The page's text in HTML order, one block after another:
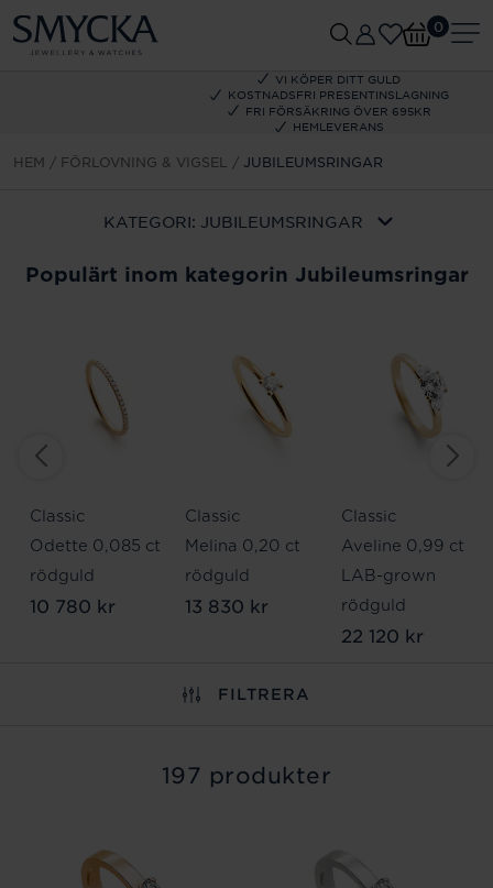
VI KÖPER DITT GULD
KOSTNADSFRI PRESENTINSLAGNING
FRI FÖRSÄKRING ÖVER 695KR
HEMLEVERANS
0
HEM FÖRLOVNING & VIGSEL JUBILEUMSRINGAR
KATEGORI: JUBILEUMSRINGAR
Populärt inom kategorin Jubileumsringar
Classic
Odette 0,085 ct
rödguld
10 780 kr
Classic
Melina 0,20 ct
rödguld
13 830 kr
Classic
Aveline 0,99 ct
LAB-grown
rödguld
22 120 kr
FILTRERA
197 produkter